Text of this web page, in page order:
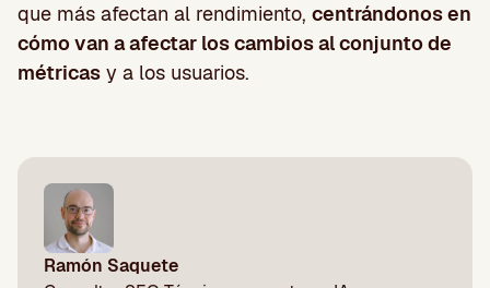
que más afectan al rendimiento, centrándonos en
cómo van a afectar los cambios al conjunto de
métricas y a los usuarios.
Ramón Saquete